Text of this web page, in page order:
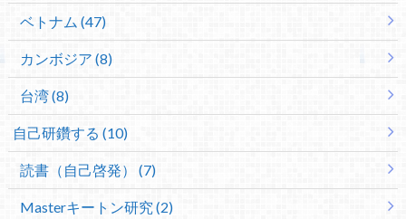
ベトナム (47)
カンボジア (8)
台湾 (8)
自己研鑽する (10)
読書（自己啓発） (7)
Masterキートン研究 (2)